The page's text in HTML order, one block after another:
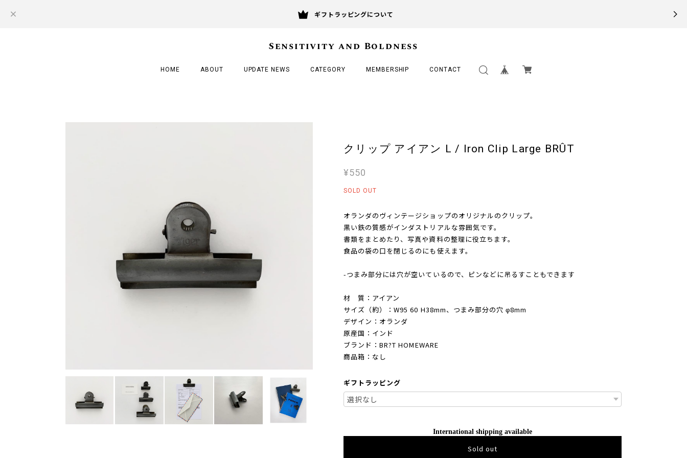
ギフトラッピングについて
Sensitivity and Boldness
HOME ABOUT UPDATE NEWS CATEGORY MEMBERSHIP CONTACT
クリップ アイアン L / Iron Clip Large BRÛT
¥550
SOLD OUT
オランダのヴィンテージショップのオリジナルのクリップ。
黒い鉄の質感がインダストリアルな雰囲気です。
書類をまとめたり、写真や資料の整理に役立ちます。
食品の袋の口を閉じるのにも使えます。
-つまみ部分には穴が空いているので、ピンなどに吊るすこともできます
材 質：アイアン
サイズ（約）：W95 60 H38mm、つまみ部分の穴 φ8mm
デザイン：オランダ
原産国：インド
ブランド：BR?T HOMEWARE
商品箱：なし
ギフトラッピング
International shipping available
Sold out